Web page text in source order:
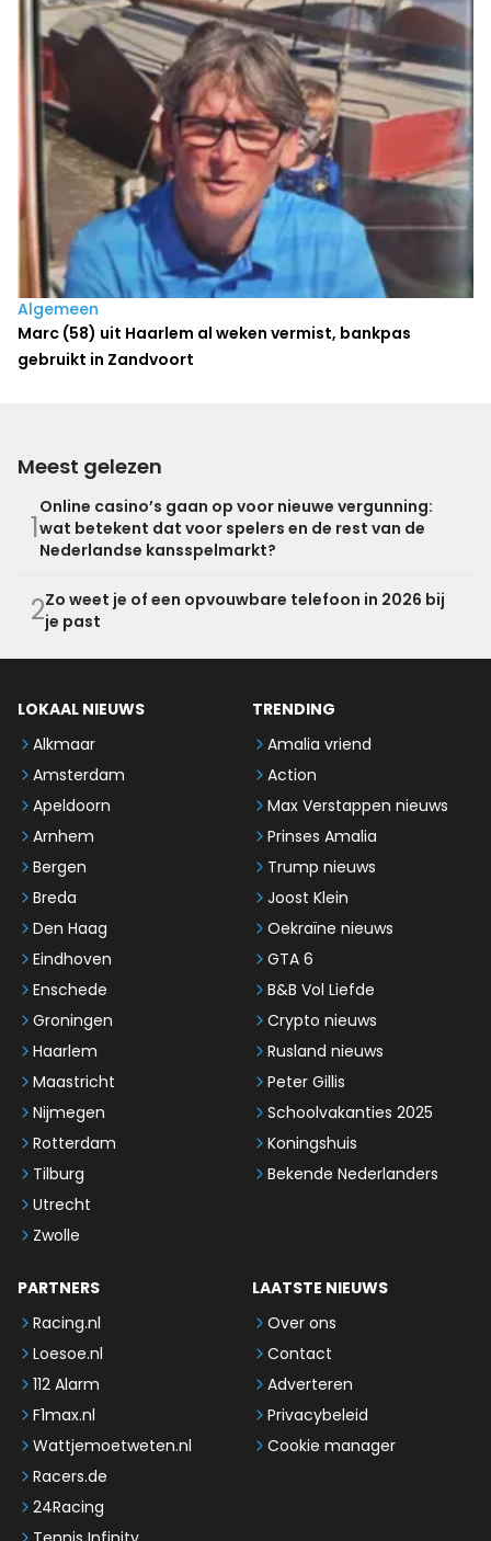
Algemeen
Marc (58) uit Haarlem al weken vermist, bankpas
gebruikt in Zandvoort
Meest gelezen
1
Online casino’s gaan op voor nieuwe vergunning:
wat betekent dat voor spelers en de rest van de
Nederlandse kansspelmarkt?
2Zo weet je of een opvouwbare telefoon in 2026 bij
je past
LOKAAL NIEUWS
Alkmaar
Amsterdam
Apeldoorn
Arnhem
Bergen
Breda
Den Haag
Eindhoven
Enschede
Groningen
Haarlem
Maastricht
Nijmegen
Rotterdam
Tilburg
Utrecht
Zwolle
TRENDING
Amalia vriend
Action
Max Verstappen nieuws
Prinses Amalia
Trump nieuws
Joost Klein
Oekraïne nieuws
GTA 6
B&B Vol Liefde
Crypto nieuws
Rusland nieuws
Peter Gillis
Schoolvakanties 2025
Koningshuis
Bekende Nederlanders
PARTNERS
Racing.nl
Loesoe.nl
112 Alarm
F1max.nl
Wattjemoetweten.nl
Racers.de
24Racing
LAATSTE NIEUWS
Over ons
Contact
Adverteren
Privacybeleid
Cookie manager